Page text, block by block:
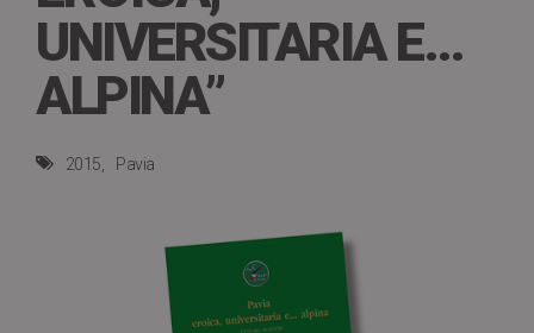
UNIVERSITARIA E…
ALPINA”
2015 Pavia